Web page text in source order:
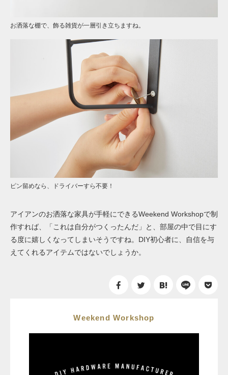
お洒落な棚で、飾る雑貨が一層引き立ちますね。
ピン留めなら、ドライバーすら不要！
アイアンのお洒落な家具が手軽にできるWeekend Workshopで制
作すれば、
「これは自分がつくったんだ」と、部屋の中で目にす
る度に嬉しくなってしまいそうですね。DIY初心者に、自信を与
えてくれるアイテムではないでしょうか。
Weekend Workshop